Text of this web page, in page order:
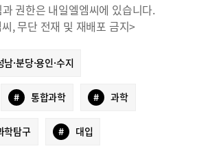
권한은 내일엘엠씨에 있습니다.
, 무단 전재 및 재배포 금지>
남·분당·용인·수지
# 통합과학 # 과학
학탐구 # 대입